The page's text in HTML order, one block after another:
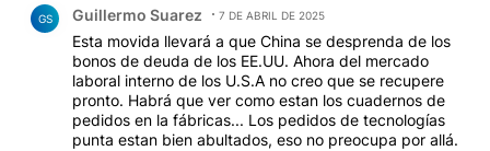
GS Guillermo Suarez 7 DE ABRIL DE 2025
Esta movida llevará a que China se desprenda de los
bonos de deuda de los EE.UU. Ahora del mercado
laboral interno de los U.S.A no creo que se recupere
pronto. Habrá que ver como estan los cuadernos de
pedidos en la fábricas... Los pedidos de tecnologías
punta estan bien abultados, eso no preocupa por allá.